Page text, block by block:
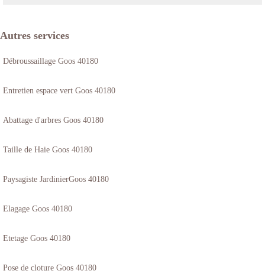
Autres services
Débroussaillage Goos 40180
Entretien espace vert Goos 40180
Abattage d'arbres Goos 40180
Taille de Haie Goos 40180
Paysagiste JardinierGoos 40180
Elagage Goos 40180
Etetage Goos 40180
Pose de cloture Goos 40180